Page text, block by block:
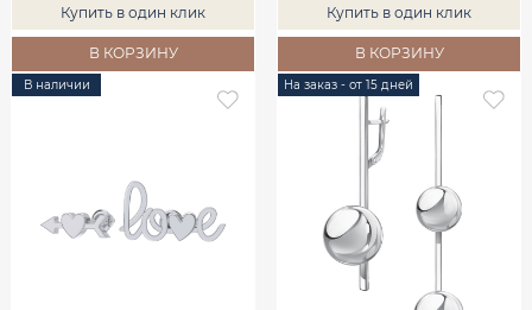
Купить в один клик
В КОРЗИНУ
Купить в один клик
В КОРЗИНУ
В наличии На заказ - от 15 дней